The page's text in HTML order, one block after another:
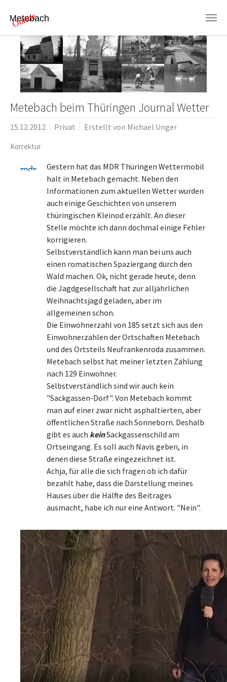
Skip to main content
Metebach beim Thüringen Journal Wetter
15.12.2012 Privat Erstellt von Michael Unger
Korrektur
Gestern hat das MDR Thüringen Wettermobil
halt in Metebach gemacht. Neben den
Informationen zum aktuellen Wetter wurden
auch einige Geschichten von unserem
thüringischen Kleinod erzählt. An dieser
Stelle möchte ich dann dochmal einige Fehler
korrigieren.
Selbstverständlich kann man bei uns auch
einen romatischen Spaziergang durch den
Wald machen. Ok, nicht gerade heute, denn
die Jagdgesellschaft hat zur alljährlichen
Weihnachtsjagd geladen, aber im
allgemeinen schon.
Die Einwohnerzahl von 185 setzt sich aus den
Einwohnerzahlen der Ortschaften Metebach
und des Ortsteils Neufrankenroda zusammen.
Metebach selbst hat meiner letzten Zählung
nach 129 Einwohner.
Selbstverständlich sind wir auch kein
"Sackgassen-Dorf". Von Metebach kommt
man auf einer zwar nicht asphaltierten, aber
öffentlichen Straße nach Sonneborn. Deshalb
gibt es auch keinSackgassenschild am
Ortseingang. Es soll auch Navis geben, in
denen diese Straße eingezeichnet ist.
Achja, für alle die sich fragen ob ich dafür
bezahlt habe, dass die Darstellung meines
Hauses über die Hälfte des Beitrages
ausmacht, habe ich nur eine Antwort. "Nein".